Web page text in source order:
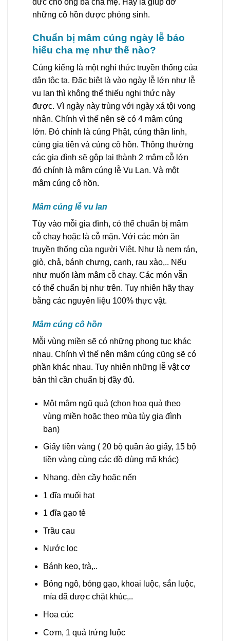
đức cho ông bà cha mẹ. Hay là giúp đỡ
những cô hồn được phóng sinh.
Chuẩn bị mâm cúng ngày lễ báo
hiếu cha mẹ như thế nào?
Cúng kiếng là một nghi thức truyền thống của
dân tộc ta. Đặc biệt là vào ngày lễ lớn như lễ
vu lan thì không thể thiếu nghi thức này
được. Vì ngày này trùng với ngày xá tội vong
nhân. Chính vì thế nên sẽ có 4 mâm cúng
lớn. Đó chính là cúng Phật, cúng thần linh,
cúng gia tiên và cúng cô hồn. Thông thường
các gia đình sẽ gộp lại thành 2 mâm cỗ lớn
đó chính là mâm cúng lễ Vu Lan. Và một
mâm cúng cô hồn.
Mâm cúng lễ vu lan
Tùy vào mỗi gia đình, có thể chuẩn bị mâm
cỗ chay hoặc là cỗ mặn. Với các món ăn
truyền thống của người Việt. Như là nem rán,
giò, chả, bánh chưng, canh, rau xào,.. Nếu
như muốn làm mâm cỗ chay. Các món vẫn
có thể chuẩn bị như trên. Tuy nhiên hãy thay
bằng các nguyên liệu 100% thực vật.
Mâm cúng cô hồn
Mỗi vùng miền sẽ có những phong tục khác
nhau. Chính vì thế nên mâm cúng cũng sẽ có
phần khác nhau. Tuy nhiên những lễ vật cơ
bản thì cần chuẩn bị đầy đủ.
Một mâm ngũ quả (chọn hoa quả theo
vùng miền hoặc theo mùa tùy gia đình
bạn)
Giấy tiền vàng ( 20 bộ quần áo giấy, 15 bộ
tiền vàng cùng các đồ dùng mã khác)
Nhang, đèn cầy hoặc nến
1 đĩa muối hạt
1 đĩa gạo tẻ
Trầu cau
Nước lọc
Bánh kẹo, trà,..
Bỏng ngô, bỏng gạo, khoai luộc, sắn luộc,
mía đã được chặt khúc,..
Hoa cúc
Cơm, 1 quả trứng luộc